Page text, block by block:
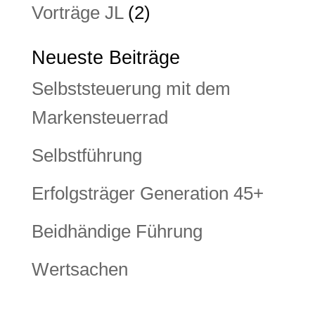
Vorträge JL(2)
Neueste Beiträge
Selbststeuerung mit dem
Markensteuerrad
Selbstführung
Erfolgsträger Generation 45+
Beidhändige Führung
Wertsachen